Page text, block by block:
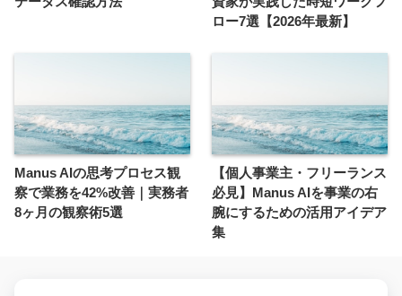
ロー7選【2026年最新】
Manus AIの思考プロセス観
察で業務を42%改善｜実務者
8ヶ月の観察術5選
【個人事業主・フリーランス
必見】Manus AIを事業の右
腕にするための活用アイデア
集